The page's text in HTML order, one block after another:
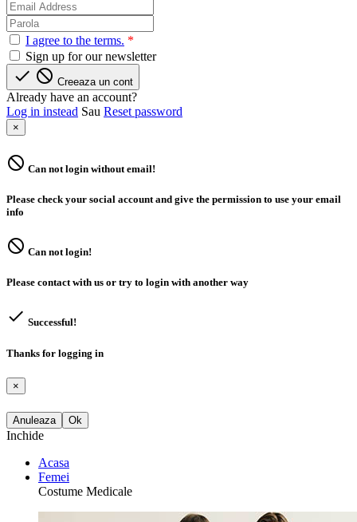
I agree to the terms. *
Sign up for our newsletter
  Creeaza un cont
Already have an account?
Log in instead Sau Reset password
×
 Can not login without email!
Please check your social account and give the permission to use your email
info
 Can not login!
Please contact with us or try to login with another way
 Successful!
Thanks for logging in
×
Anuleaza Ok
Inchide
Acasa
Femei
Costume Medicale